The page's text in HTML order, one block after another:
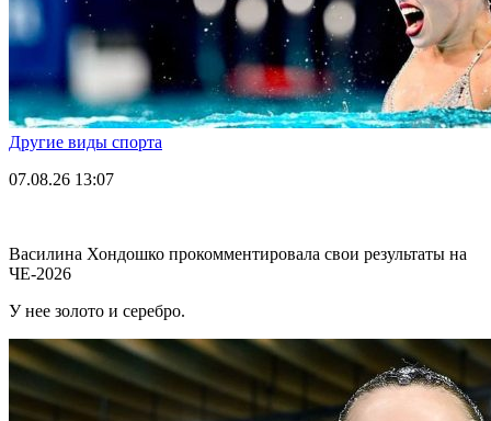
Другие виды спорта
07.08.26 13:07
Василина Хондошко прокомментировала свои результаты на
ЧЕ-2026
У нее золото и серебро.